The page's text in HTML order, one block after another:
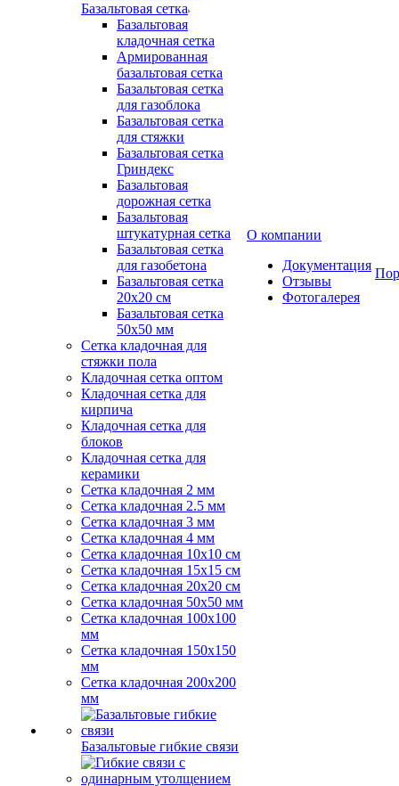
Базальтовая сетка
Базальтовая
кладочная сетка
Армированная
базальтовая сетка
Базальтовая сетка
для газоблока
Базальтовая сетка
для стяжки
Базальтовая сетка
Гриндекс
Базальтовая
дорожная сетка
Базальтовая
штукатурная сетка
Базальтовая сетка
для газобетона
Базальтовая сетка
20x20 см
Базальтовая сетка
50x50 мм
Сетка кладочная для
стяжки пола
Кладочная сетка оптом
Кладочная сетка для
кирпича
Кладочная сетка для
блоков
Кладочная сетка для
керамики
Сетка кладочная 2 мм
Сетка кладочная 2.5 мм
Сетка кладочная 3 мм
Сетка кладочная 4 мм
Сетка кладочная 10x10 см
Сетка кладочная 15x15 см
Сетка кладочная 20x20 см
Сетка кладочная 50x50 мм
Сетка кладочная 100x100
мм
Сетка кладочная 150x150
мм
Сетка кладочная 200x200
мм
Базальтовые гибкие связи
О компании
Документация
Отзывы
Фотогалерея